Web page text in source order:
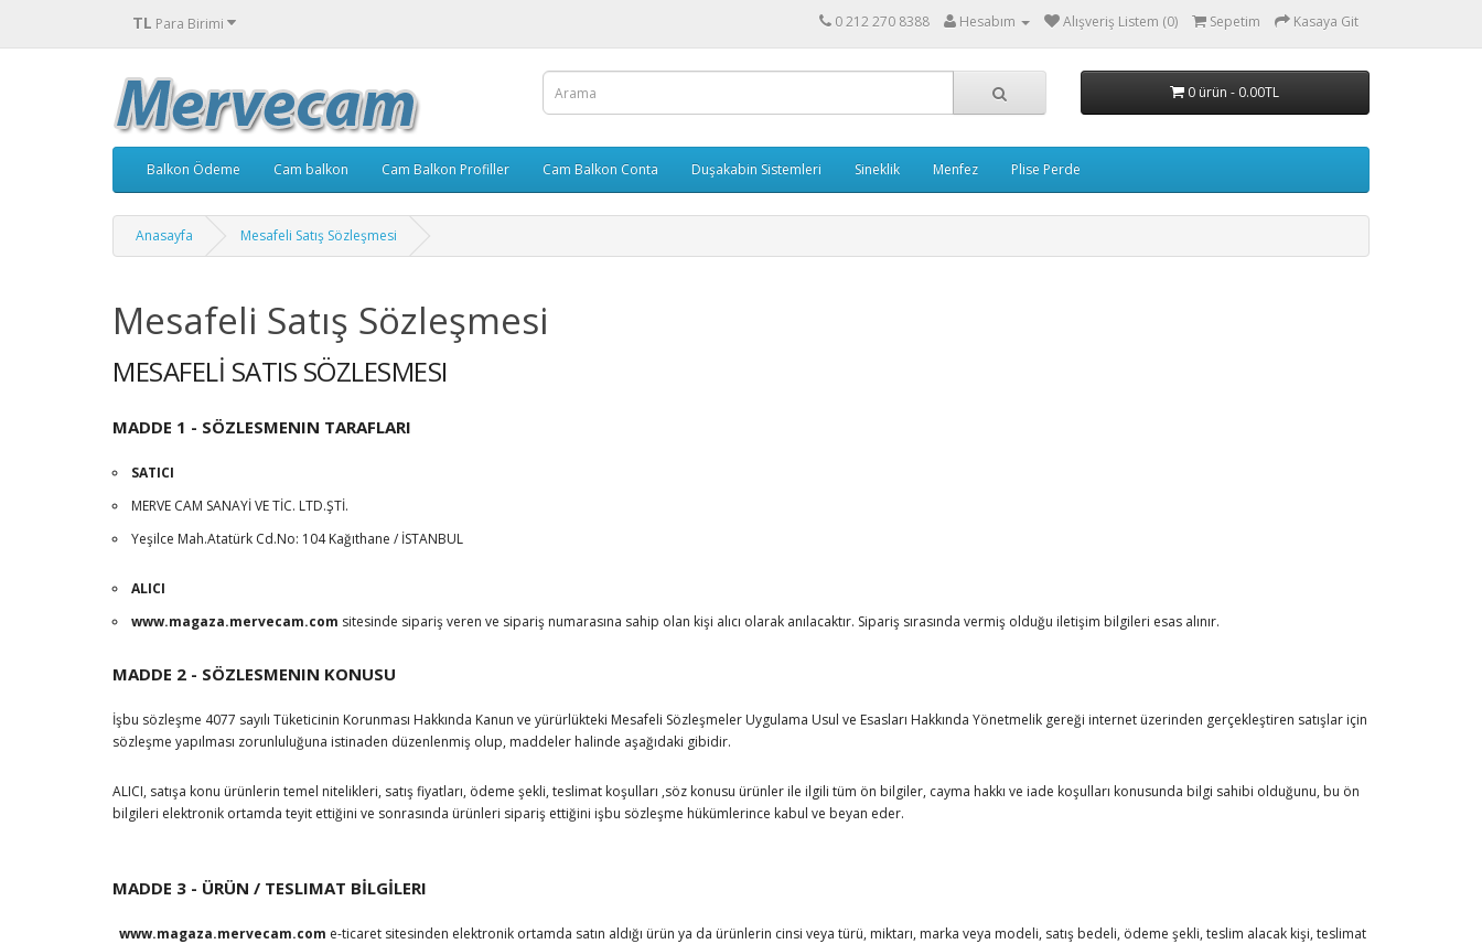
TL Para Birimi 0 212 270 8388 Hesabım Alışveriş Listem (0) Sepetim Kasaya Git
0 ürün - 0.00TL
Balkon Ödeme Cam balkon Cam Balkon Profiller Cam Balkon Conta Duşakabin Sistemleri Sineklik Menfez Plise Perde
Anasayfa Mesafeli Satış Sözleşmesi
Mesafeli Satış Sözleşmesi
MESAFELİ SATIS SÖZLESMESI
MADDE 1 - SÖZLESMENIN TARAFLARI
SATICI
MERVE CAM SANAYİ VE TİC. LTD.ŞTİ.
Yeşilce Mah.Atatürk Cd.No: 104 Kağıthane / İSTANBUL
ALICI
www.magaza.mervecam.com sitesinde sipariş veren ve sipariş numarasına sahip olan kişi alıcı olarak anılacaktır. Sipariş sırasında vermiş olduğu iletişim bilgileri esas alınır.
MADDE 2 - SÖZLESMENIN KONUSU
İşbu sözleşme 4077 sayılı Tüketicinin Korunması Hakkında Kanun ve yürürlükteki Mesafeli Sözleşmeler Uygulama Usul ve Esasları Hakkında Yönetmelik gereği internet üzerinden gerçekleştiren satışlar için
sözleşme yapılması zorunluluğuna istinaden düzenlenmiş olup, maddeler halinde aşağıdaki gibidir.
ALICI, satışa konu ürünlerin temel nitelikleri, satış fiyatları, ödeme şekli, teslimat koşulları ,söz konusu ürünler ile ilgili tüm ön bilgiler, cayma hakkı ve iade koşulları konusunda bilgi sahibi olduğunu, bu ön
bilgileri elektronik ortamda teyit ettiğini ve sonrasında ürünleri sipariş ettiğini işbu sözleşme hükümlerince kabul ve beyan eder.
MADDE 3 - ÜRÜN / TESLIMAT BİLGİLERI
www.magaza.mervecam.com e-ticaret sitesinden elektronik ortamda satın aldığı ürün ya da ürünlerin cinsi veya türü, miktarı, marka veya modeli, satış bedeli, ödeme şekli, teslim alacak kişi, teslimat